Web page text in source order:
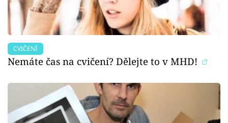
CVIČENÍ
Nemáte čas na cvičení? Dělejte to v MHD!